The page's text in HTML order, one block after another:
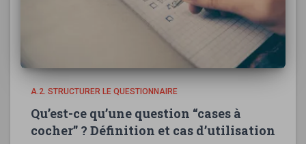
A.2. STRUCTURER LE QUESTIONNAIRE
Qu’est-ce qu’une question “cases à
cocher” ? Définition et cas d’utilisation